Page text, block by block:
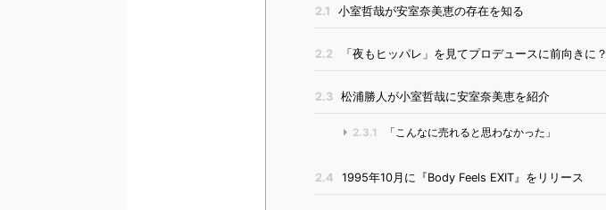
2.1 小室哲哉が安室奈美恵の存在を知る
2.2 「夜もヒッパレ」を見てプロデュースに前向きに？
2.3 松浦勝人が小室哲哉に安室奈美恵を紹介
2.3.1 「こんなに売れると思わなかった」
2.4 1995年10月に『Body Feels EXIT』をリリース